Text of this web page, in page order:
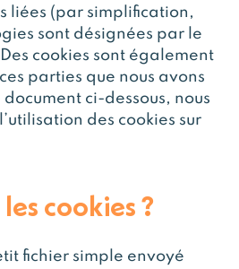
liées (par simplification,
sont désignées par le
cookies sont également
parties que nous avons
ci-dessous, nous
des cookies sur
cookies ?
fichier simple envoyé